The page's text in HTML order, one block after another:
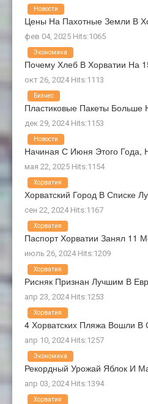
Цены На Пахотные Земли В
фев 04, 2025 Hits:1065
Новости
Почему Хлеб В Хорватии На
окт 26, 2024 Hits:1113
Экономика
Пластиковые Пакеты Больше
дек 29, 2024 Hits:1153
Бизнес
Начиная С Июня Этого Года,
мая 22, 2025 Hits:1154
Новости
Хорватский Город В Списке
сен 22, 2024 Hits:1167
Хорватия
Паспорт Хорватии Занял 11
июль 26, 2024 Hits:1209
Хорватия
Рисняк Признан Лучшим В
апр 23, 2024 Hits:1253
Хорватия
4 Хорватских Пляжа Вошли
апр 10, 2024 Hits:1257
Хорватия
Рекордный Урожай Яблок И
апр 03, 2024 Hits:1394
Экономика
Хорватия